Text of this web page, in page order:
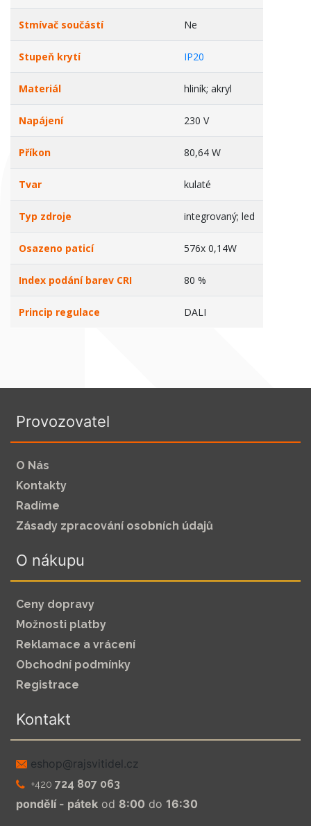
Stmívač součástí Ne
Stupeň krytí IP20
Materiál hliník; akryl
Napájení 230 V
Příkon 80,64 W
Tvar kulaté
Typ zdroje integrovaný; led
Osazeno paticí 576x 0,14W
Index podání barev CRI 80 %
Princip regulace DALI
Provozovatel
O Nás
Kontakty
Radíme
Zásady zpracování osobních údajů
O nákupu
Ceny dopravy
Možnosti platby
Reklamace a vrácení
Obchodní podmínky
Registrace
Kontakt
zc.leditivsjar@pohse
+420 724 807 063
pondělí - pátek od 8:00 do 16:30